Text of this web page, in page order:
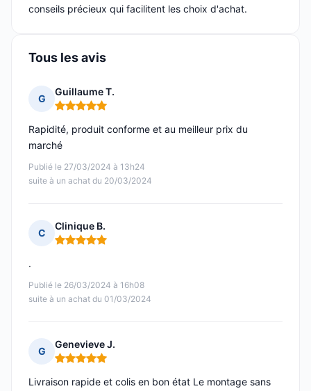
conseils précieux qui facilitent les choix d'achat.
Tous les avis
G
Guillaume T.
Note : 5 sur 5
Publié le 27/03/2024 à 13h24
suite à un achat du 20/03/2024
Rapidité, produit conforme et au meilleur prix du
marché
C
Clinique B.
Note : 5 sur 5
Publié le 26/03/2024 à 16h08
suite à un achat du 01/03/2024
.
G
Genevieve J.
Note : 5 sur 5
Livraison rapide et colis en bon état Le montage sans